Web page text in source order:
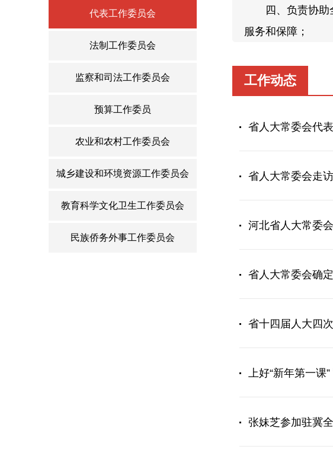
四、负责协
服务和保障；
六、负责组织
七、负责做好
工作动态
省人大常委会代
省人大常委会走
河北省人大常委
省人大常委会确
省十四届人大四
上好“新年第一课
张妹芝参加驻冀
代表工作委员会
法制工作委员会
监察和司法工作委员会
预算工作委员
农业和农村工作委员会
城乡建设和环境资源工作委员会
教育科学文化卫生工作委员会
民族侨务外事工作委员会